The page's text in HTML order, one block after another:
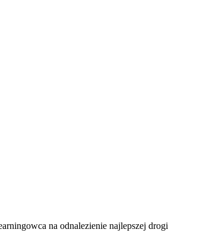
na odnalezienie najlepszej drogi